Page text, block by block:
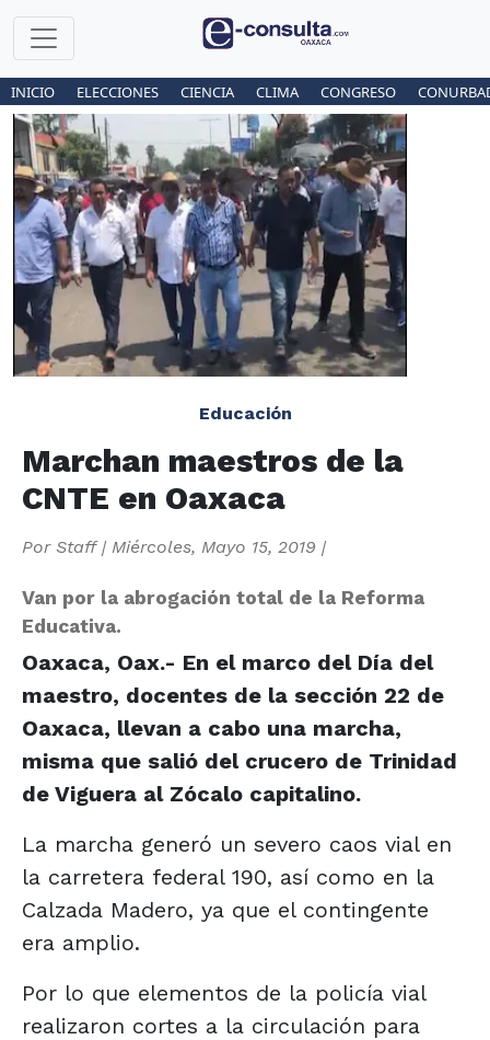
INICIO ELECCIONES CIENCIA CLIMA CONGRESO
Educación
Marchan maestros de la
CNTE en Oaxaca
Por Staff| Miércoles, Mayo 15, 2019 |
Van por la abrogación total de la Reforma
Educativa.
Oaxaca, Oax.- En el marco del Día del
maestro, docentes de la sección 22 de
Oaxaca, llevan a cabo una marcha,
misma que salió del crucero de Trinidad
de Viguera al Zócalo capitalino.
La marcha generó un severo caos vial en
la carretera federal 190, así como en la
Calzada Madero, ya que el contingente
era amplio.
Por lo que elementos de la policía vial
realizaron cortes a la circulación para